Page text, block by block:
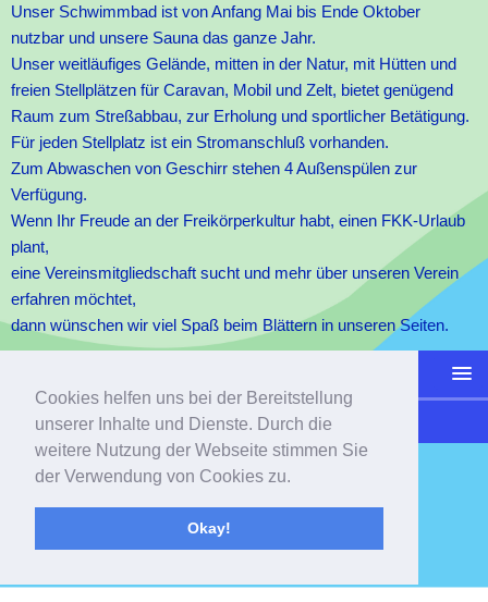
Cookies helfen uns bei der Bereitstellung
unserer Inhalte und Dienste. Durch die
weitere Nutzung der Webseite stimmen Sie
der Verwendung von Cookies zu.
Okay!
Unser Schwimmbad ist von Anfang Mai bis Ende Oktober
nutzbar und unsere Sauna das ganze Jahr.
Unser weitläufiges Gelände, mitten in der Natur, mit Hütten und
freien Stellplätzen für Caravan, Mobil und Zelt, bietet genügend
Raum zum Streßabbau, zur Erholung und sportlicher Betätigung.
Für jeden Stellplatz ist ein Stromanschluß vorhanden.
Zum Abwaschen von Geschirr stehen 4 Außenspülen zur
Verfügung.
Wenn Ihr Freude an der Freikörperkultur habt, einen FKK-Urlaub
plant,
eine Vereinsmitgliedschaft sucht und mehr über unseren Verein
erfahren möchtet,
dann wünschen wir viel Spaß beim Blättern in unseren Seiten.
Copyright © 2017 | FSG Osnabrück